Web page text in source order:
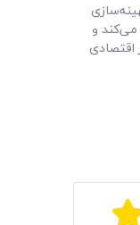
می‌کند و
اقتصادی